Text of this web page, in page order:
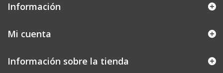
Información
Mi cuenta
Información sobre la tienda